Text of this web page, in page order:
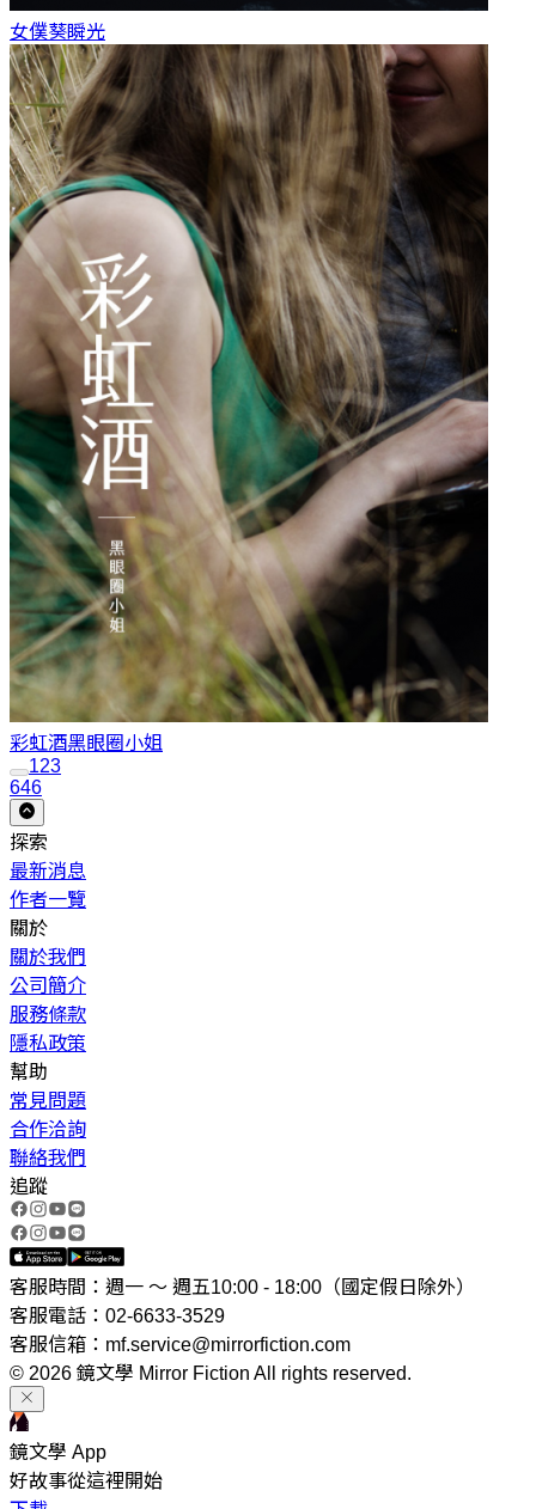
女僕葵瞬光
彩虹酒黑眼圈小姐
123
646
探索
最新消息
作者一覽
關於
關於我們
公司簡介
服務條款
隱私政策
幫助
常見問題
合作洽詢
聯絡我們
追蹤
客服時間：週一 ～ 週五10:00 - 18:00（國定假日除外）
客服電話：02-6633-3529
客服信箱：mf.service@mirrorfiction.com
© 2026 鏡文學 Mirror Fiction All rights reserved.
鏡文學 App
好故事從這裡開始